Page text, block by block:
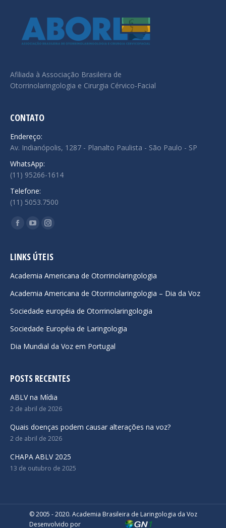
Afiliada à Associação Brasileira de
Otorrinolaringologia e Cirurgia Cérvico-Facial
CONTATO
Endereço:
Av. Indianópolis, 1287 - Planalto Paulista - São Paulo - SP
WhatsApp:
(11) 95266-1614
Telefone:
(11) 5053.7500
Encontre-nos em:
Facebook
opens
new
window
YouTube
opens
new
window
Instagram
opens
new
window
LINKS ÚTEIS
Academia Americana de Otorrinolaringologia
Academia Americana de Otorrinolaringologia – Dia da Voz
Sociedade européia de Otorrinolaringologia
Sociedade Européia de Laringologia
Dia Mundial da Voz em Portugal
POSTS RECENTES
ABLV na Mídia
2 de abril de 2026
Quais doenças podem causar alterações na voz?
2 de abril de 2026
CHAPA ABLV 2025
13 de outubro de 2025
© 2005 - 2020. Academia Brasileira de Laringologia da Voz
Desenvolvido por